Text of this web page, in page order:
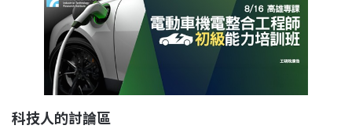
科技人的討論區